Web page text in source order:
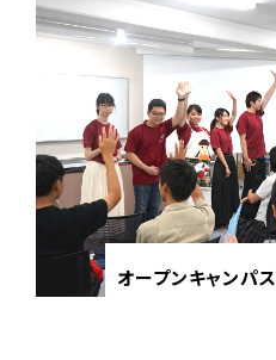
オープンキャンパス